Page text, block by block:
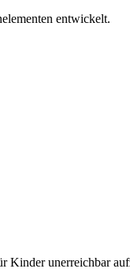
entwickelt.
Kinder unerreichbar